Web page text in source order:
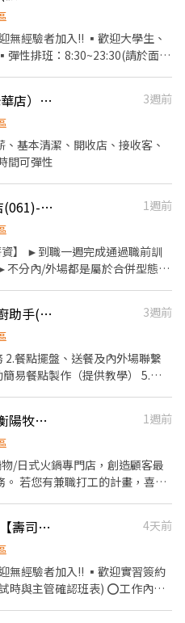
，業績衝越高拿越多 ❖任職滿半
接待服務顧客、收銀結帳、環境
餓和貧困"，目標是成為全球第
-牛丼/咖哩，並以舒適衛生的用
親民的誠懇價格，強調食品安
家人一起、朋友一起，皆可享
無經驗者加入!! ▪歡迎大學生、
性排班：8:30~23:30(請於面試
餐具清洗→庫存盤點、出貨 等
▪一年4次考核及調薪 (三個月就
算 ⭕企業魅力 ▪「以人為本」
見，提升參與感 ▪除學習到日
機會 ▪享有完善的福利制度，加
的辛勤付出 ▪計畫拓展全台
時薪210-240「丸舢拉麵（光華店）」工讀
3週前
基本清潔、開收店、接收客、
間可彈性
[日商 丸亀製麵]台北地下街店(061)-長期兼職夥伴｜工讀生｜實習｜彈性排班
1週前
認排班時間） 【薪資福
薪 3. 提供優秀同仁績效獎金 4.
休假 7.福委會福利補助 ★★多項
【京簡康】健康餐盒-兼職餐廚助手(J01台北延平店)
3週前
餐點擺盤、送餐及內外場聯繫
易餐點製作（提供教學） 5.結
21:00 21:00－23:00 21:00－
【MO-MO-PARADISE】台北衡陽牧場-內場兼職(中班,晚班)-C11
1週前
物/日式火鍋專門店，創造顧客最
歡
作業 4. 洗滌與環境清潔 5. 完成主
週六、週日有一天可排班者尤
週日正常工時出勤每小時再加5
時薪平日230元 六日250元起【壽司郎台北館前路店】挑戰高薪洗碗兼職
4天前
無經驗者加入!! ▪歡迎實習簽約
管確認班表) ⭕工作內容